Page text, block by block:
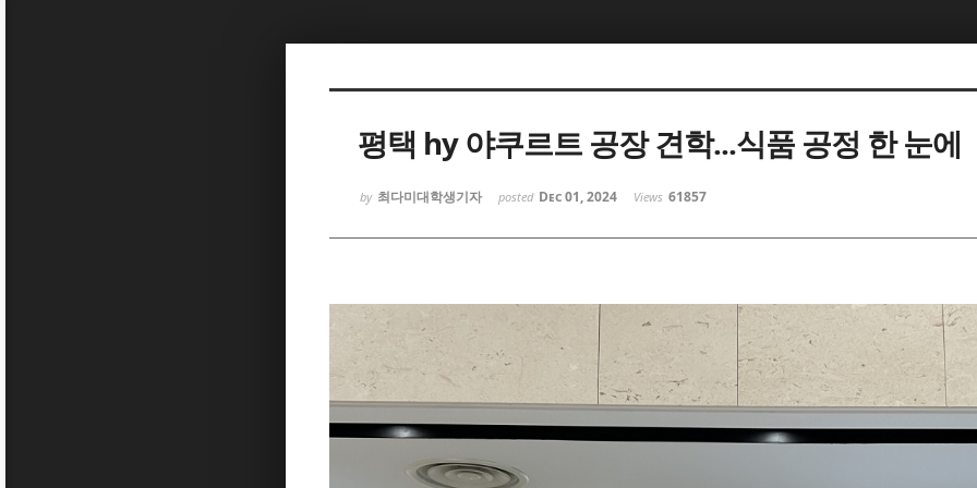
평택 hy 야쿠르트 공장 견학...식품 공정 한 눈에
by 최다미대학생기자 posted Dec 01, 2024 Views 61857
Sketchbook5, 스케치북5
Sketchbook5, 스케치북5